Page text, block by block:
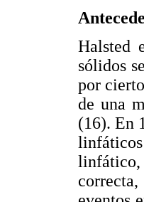
Halsted
sólidos
por
de una
(16). En